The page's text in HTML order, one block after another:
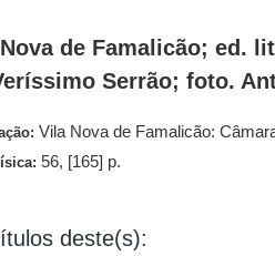
de Famalicão; ed.
Serrão; foto.
Vila Nova de Famalicão:
56, [165] p.
deste(s):